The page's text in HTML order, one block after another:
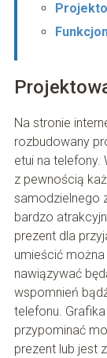
Na stronie
rozbudowany
etui na telefony.
z pewnością
samodzielnego
bardzo
prezent dla
umieścić
nawiązywać
wspomnień
telefonu.
przypominać
prezent lub jest